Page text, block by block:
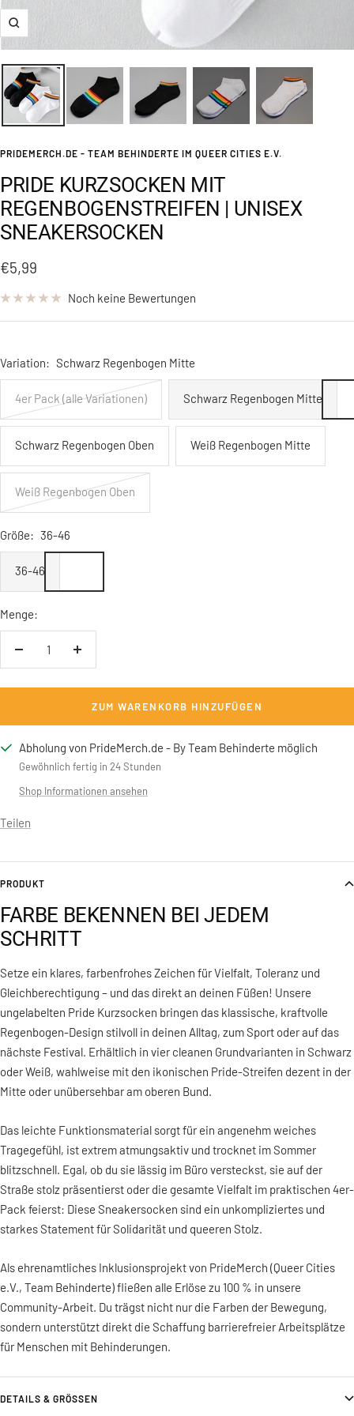
Zoom
PRIDEMERCH.DE - TEAM BEHINDERTE IM QUEER CITIES E.V.
PRIDE KURZSOCKEN MIT
REGENBOGENSTREIFEN | UNISEX
SNEAKERSOCKEN
Angebotspreis
€5,99
Noch keine Bewertungen
Variation: Schwarz Regenbogen Mitte
4er Pack (alle Variationen) Schwarz Regenbogen Mitte
Schwarz Regenbogen Oben Weiß Regenbogen Mitte
Weiß Regenbogen Oben
Größe: 36-46
36-46
Menge:
Menge
Menge
ZUM WARENKORB HINZUFÜGEN
Abholung von PrideMerch.de - By Team Behinderte möglich
Gewöhnlich fertig in 24 Stunden
Shop Informationen ansehen
Teilen
PRODUKT
FARBE BEKENNEN BEI JEDEM
SCHRITT
Setze ein klares, farbenfrohes Zeichen für Vielfalt, Toleranz und
Gleichberechtigung – und das direkt an deinen Füßen! Unsere
ungelabelten Pride Kurzsocken bringen das klassische, kraftvolle
Regenbogen-Design stilvoll in deinen Alltag, zum Sport oder auf das
nächste Festival. Erhältlich in vier cleanen Grundvarianten in Schwarz
oder Weiß, wahlweise mit den ikonischen Pride-Streifen dezent in der
Mitte oder unübersehbar am oberen Bund.
Das leichte Funktionsmaterial sorgt für ein angenehm weiches
Tragegefühl, ist extrem atmungsaktiv und trocknet im Sommer
blitzschnell. Egal, ob du sie lässig im Büro versteckst, sie auf der
Straße stolz präsentierst oder die gesamte Vielfalt im praktischen 4er-
Pack feierst: Diese Sneakersocken sind ein unkompliziertes und
starkes Statement für Solidarität und queeren Stolz.
Als ehrenamtliches Inklusionsprojekt von PrideMerch (Queer Cities
e.V., Team Behinderte) fließen alle Erlöse zu 100 % in unsere
Community-Arbeit. Du trägst nicht nur die Farben der Bewegung,
sondern unterstützt direkt die Schaffung barrierefreier Arbeitsplätze
für Menschen mit Behinderungen.
DETAILS & GRÖSSEN